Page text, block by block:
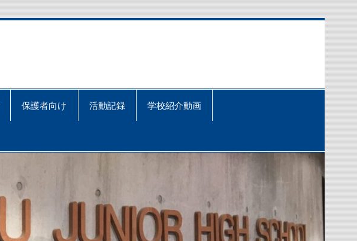
保護者向け 活動記録 学校紹介動画